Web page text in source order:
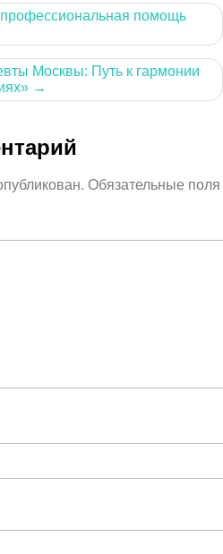
помощь
Москвы: Путь к гармонии
Обязательные поля